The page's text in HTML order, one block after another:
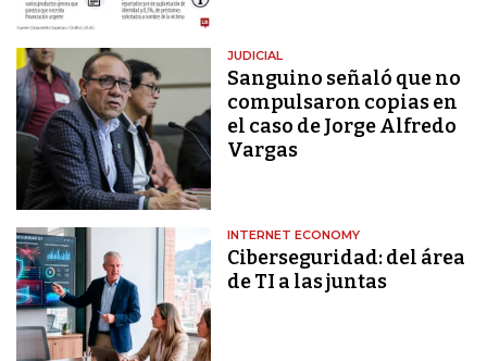
JUDICIAL
Sanguino señaló que no
compulsaron copias en
el caso de Jorge Alfredo
Vargas
INTERNET ECONOMY
Ciberseguridad: del área
de TI a las juntas